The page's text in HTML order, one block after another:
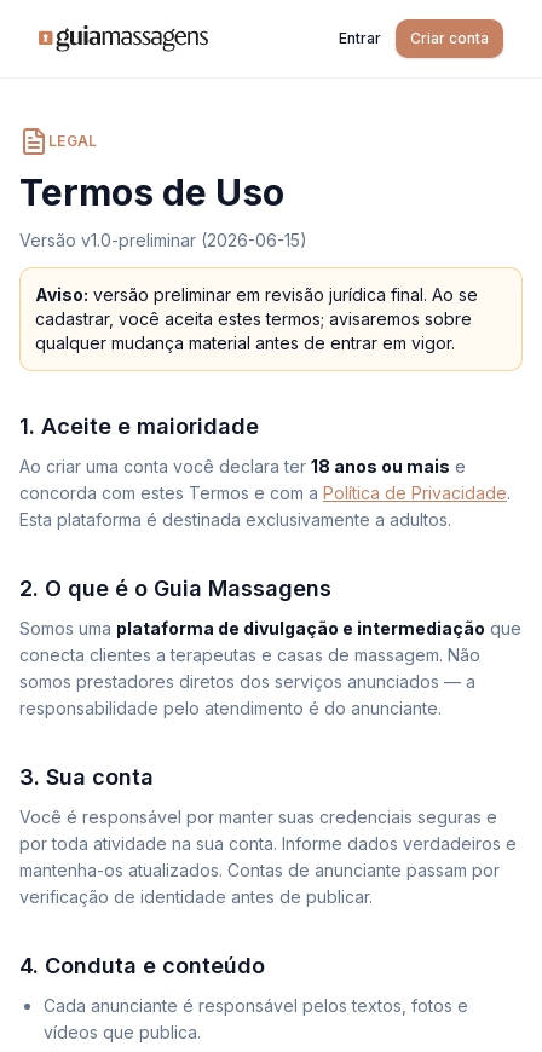
Entrar Criar conta
LEGAL
Termos de Uso
Versão v1.0-preliminar (2026-06-15)
Aviso: versão preliminar em revisão jurídica final. Ao se
cadastrar, você aceita estes termos; avisaremos sobre
qualquer mudança material antes de entrar em vigor.
1. Aceite e maioridade
Ao criar uma conta você declara ter 18 anos ou mais e
concorda com estes Termos e com a Política de Privacidade.
Esta plataforma é destinada exclusivamente a adultos.
2. O que é o Guia Massagens
Somos uma plataforma de divulgação e intermediação que
conecta clientes a terapeutas e casas de massagem. Não
somos prestadores diretos dos serviços anunciados — a
responsabilidade pelo atendimento é do anunciante.
3. Sua conta
Você é responsável por manter suas credenciais seguras e
por toda atividade na sua conta. Informe dados verdadeiros e
mantenha-os atualizados. Contas de anunciante passam por
verificação de identidade antes de publicar.
4. Conduta e conteúdo
Cada anunciante é responsável pelos textos, fotos e
vídeos que publica.